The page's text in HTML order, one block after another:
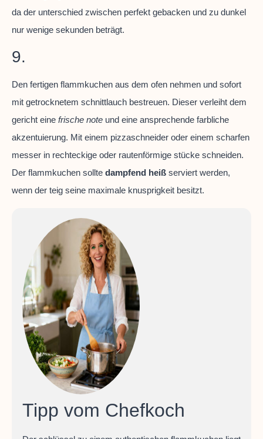
da der unterschied zwischen perfekt gebacken und zu dunkel
nur wenige sekunden beträgt.
9.
Den fertigen flammkuchen aus dem ofen nehmen und sofort
mit getrocknetem schnittlauch bestreuen. Dieser verleiht dem
gericht eine frische note und eine ansprechende farbliche
akzentuierung. Mit einem pizzaschneider oder einem scharfen
messer in rechteckige oder rautenförmige stücke schneiden.
Der flammkuchen sollte dampfend heiß serviert werden,
wenn der teig seine maximale knusprigkeit besitzt.
Tipp vom Chefkoch